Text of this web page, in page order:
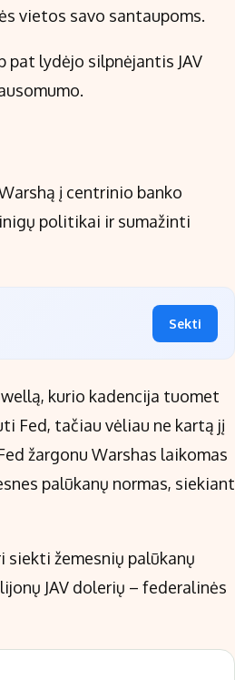
vietos savo santaupoms.
pat lydėjo silpnėjantis JAV
į centrinio banko
politikai ir sumažinti
Sekti
kurio kadencija tuomet
Fed, tačiau vėliau ne kartą jį
žargonu Warshas laikomas
palūkanų normas, siekiant
siekti žemesnių palūkanų
JAV dolerių – federalinės